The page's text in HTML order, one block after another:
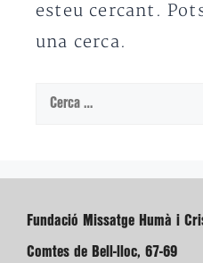
esteu cercant.
una cerca.
Cerca:
Fundació Missatge Humà i
Comtes de Bell-lloc, 67-69